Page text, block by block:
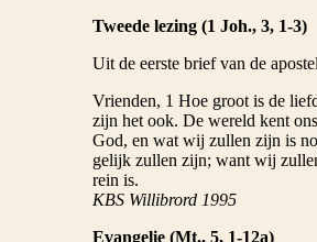
Tweede lezing (1 Joh., 3, 1-3)
Uit de eerste brief van de
Vrienden, 1 Hoe groot is de
zijn het ook. De wereld kent
God, en wat wij zullen zijn is
gelijk zullen zijn; want wij
rein is.
KBS Willibrord 1995
Evangelie (Mt., 5, 1-12a)